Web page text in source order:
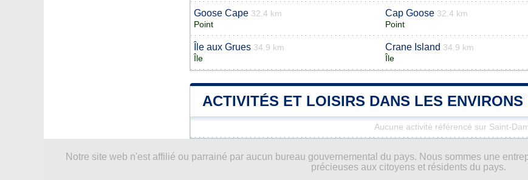
Goose Cape 32.4 km
Point
Cap Goose 32.4 km
Point
Île aux Grues 34.9 km
Île
Crane Island 34.9 km
Île
ACTIVITÉS ET LOISIRS DANS LES
Aucune activité référencé sur Saint-
Notre site web n'est affilié ou parrainé par aucun bureau gouvernemental du pays. Nous sommes une
précieuses aux citoyens et résidents du pays.